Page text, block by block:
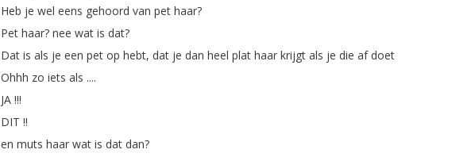
Heb je wel eens gehoord van pet haar?
Pet haar? nee wat is dat?
Dat is als je een pet op hebt, dat je dan heel plat haar krijgt als je die af doet
Ohhh zo iets als ....
JA !!!
DIT !!
en muts haar wat is dat dan?